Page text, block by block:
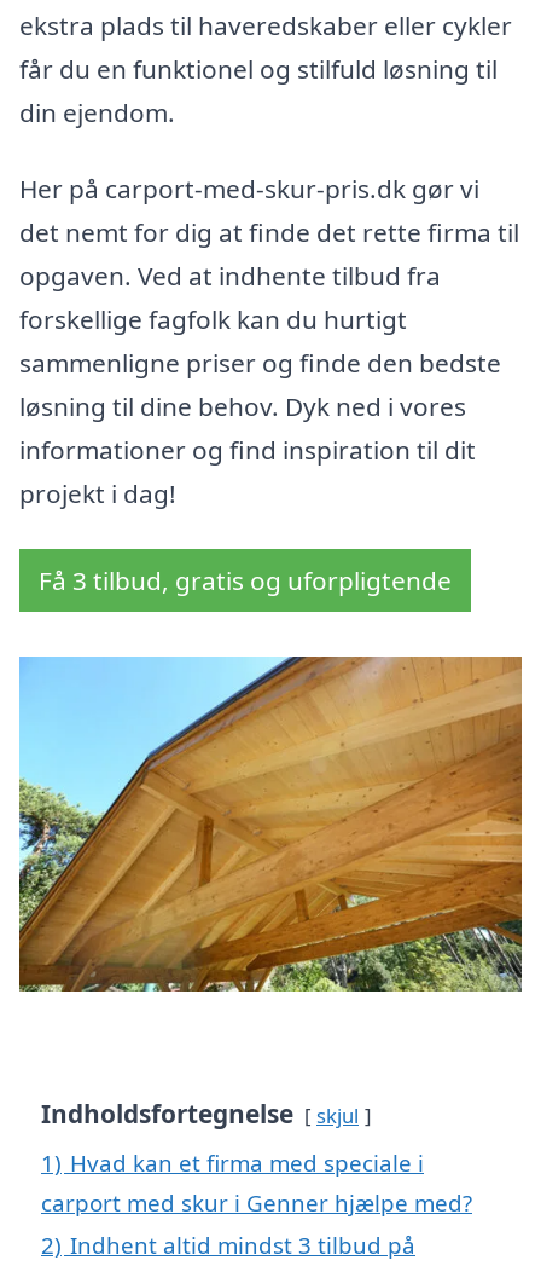
ekstra plads til haveredskaber eller cykler
får du en funktionel og stilfuld løsning til
din ejendom.
Her på carport-med-skur-pris.dk gør vi
det nemt for dig at finde det rette firma til
opgaven. Ved at indhente tilbud fra
forskellige fagfolk kan du hurtigt
sammenligne priser og finde den bedste
løsning til dine behov. Dyk ned i vores
informationer og find inspiration til dit
projekt i dag!
Få 3 tilbud, gratis og uforpligtende
Indholdsfortegnelse skjul
1) Hvad kan et firma med speciale i
carport med skur i Genner hjælpe med?
2) Indhent altid mindst 3 tilbud på